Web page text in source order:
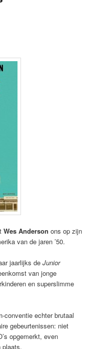
Wes Anderson ons op zijn
van de jaren ’50.
jaarlijks deJunior
van jonge
en superslimme
conventie echter brutaal
gebeurtenissen: niet
opgemerkt, even
plaats.